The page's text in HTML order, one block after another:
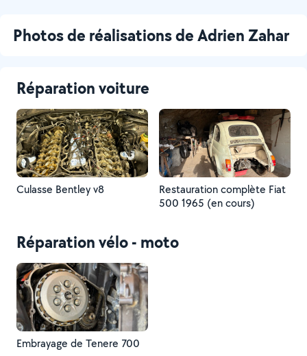
Photos de réalisations de Adrien Zahar
Réparation voiture
Culasse Bentley v8
Restauration complète Fiat
500 1965 (en cours)
Réparation vélo - moto
Embrayage de Tenere 700